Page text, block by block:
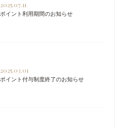
2025.07.11
ポイント利用期間のお知らせ
2025.03.01
ポイント付与制度終了のお知らせ